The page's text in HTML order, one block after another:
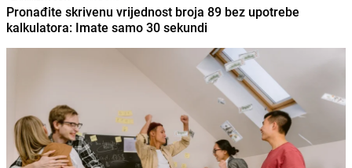
Pronađite skrivenu vrijednost broja 89 bez upotrebe
kalkulatora: Imate samo 30 sekundi